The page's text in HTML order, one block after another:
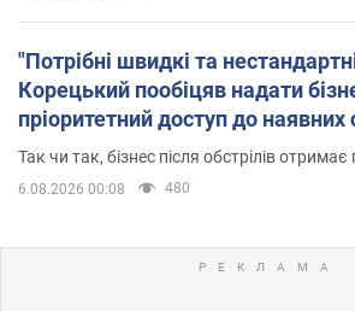
"Потрібні швидкі та
Корецький пообіцяв надати
пріоритетний доступ до наявних
приміщень
Так чи так, бізнес після обстрілів отримає
6.08.2026 00:08 480